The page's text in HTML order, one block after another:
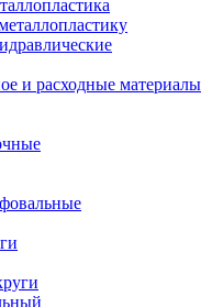
и расходные материалы